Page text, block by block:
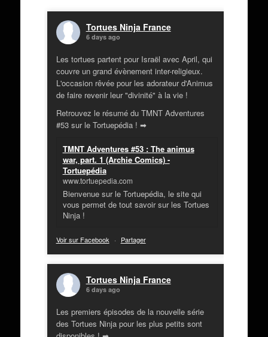
Tortues Ninja France
6 days ago
Les tortues partent pour Israël avec April, qui
couvre un grand évènement inter-religieux.
L'occasion rêvée pour les adorateur d'Animus
de faire revenir leur "divinité" à la vie !
Retrouvez le résumé du TMNT Adventures
#53 sur le Tortuepédia ! ➡
TMNT Adventures #53 : The animus
war, part. 1 (Archie Comics) -
Tortuepédia
www.tortuepedia.com
Bienvenue sur le Tortuepédia, le site qui
vous permet de tout savoir sur les Tortues
Ninja !
Voir sur Facebook · Partager
Tortues Ninja France
6 days ago
Les premiers épisodes de la nouvelle série
des Tortues Ninja pour les plus petits sont